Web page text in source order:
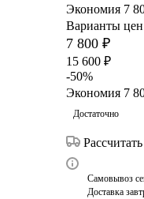
Экономия 7
Варианты цен
7 800 ₽
15 600 ₽
-50%
Экономия 7
Достаточно
Самовывоз
Доставка